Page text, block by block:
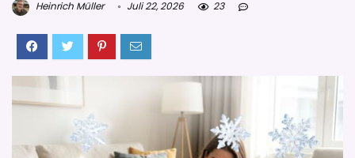
Heinrich Müller Juli 22, 2026 23